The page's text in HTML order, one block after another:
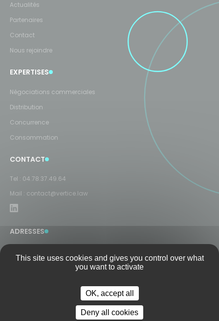
Actualités
Partenaires
Contact
Nous rejoindre
EXPERTISES
Négociations commerciales
Distribution
Concurrence
Consommation
CONTACT
Tel : 04.78.37.49.64
Mail : contact@vertice.law
ADRESSES
8 Rue Président Carnot
This site uses cookies and gives you control over what
you want to activate
OK, accept all
Deny all cookies